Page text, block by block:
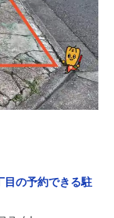
目の予約できる駐